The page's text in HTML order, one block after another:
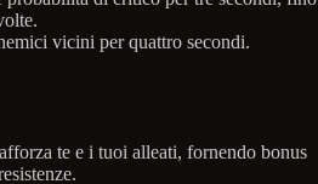
vicini per quattro secondi.
te e i tuoi alleati, fornendo bonus